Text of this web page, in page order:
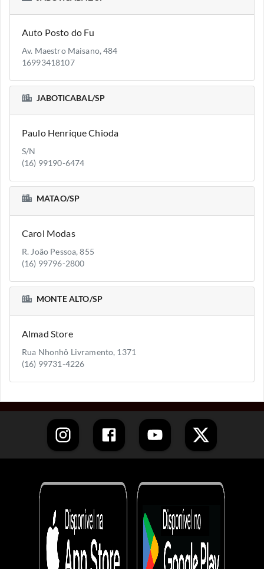
Auto Posto do Fu
Av. Maestro Maisano, 484
16993418107
JABOTICABAL/SP
Paulo Henrique Chioda
S/N
(16) 99190-6474
MATAO/SP
Carol Modas
R. João Pessoa, 855
(16) 99796-2800
MONTE ALTO/SP
Almad Store
Rua Nhonhô Livramento, 1371
(16) 99731-4226